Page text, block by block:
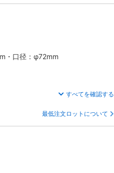
・口径：φ72mm
すべてを確認する
最低注文ロットについて